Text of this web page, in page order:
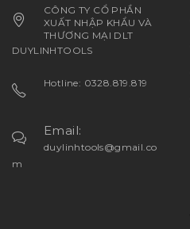
CÔNG TY CỔ PHẦN
XUẤT NHẬP KHẨU VÀ
THƯƠNG MẠI DLT
DUYLINHTOOLS
Hotline: 0328.819.819
Email:
duylinhtools@gmail.co
m